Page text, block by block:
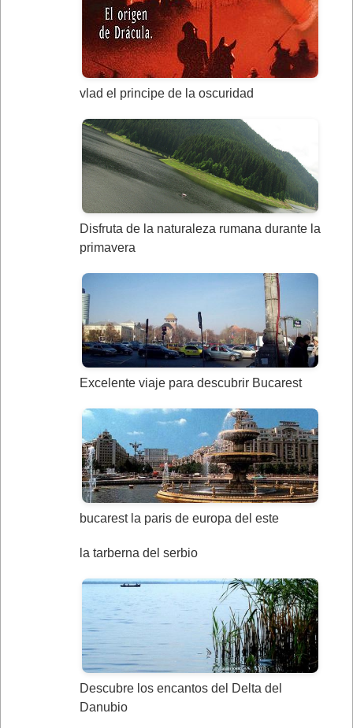
vlad el principe de la oscuridad
Disfruta de la naturaleza rumana durante la
primavera
Excelente viaje para descubrir Bucarest
bucarest la paris de europa del este
la tarberna del serbio
Descubre los encantos del Delta del
Danubio